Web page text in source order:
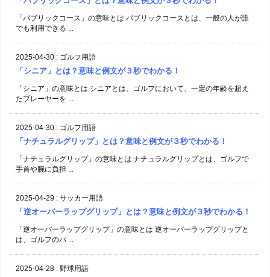
「パブリックコース」の意味とは パブリックコースとは、一般の人が誰
でも利用できる ...
2025-04-30 : ゴルフ用語
「シニア」とは？意味と例文が３秒でわかる！
「シニア」の意味とは シニアとは、ゴルフにおいて、一定の年齢を超え
たプレーヤーを ...
2025-04-30 : ゴルフ用語
「ナチュラルグリップ」とは？意味と例文が３秒でわかる！
「ナチュラルグリップ」の意味とは ナチュラルグリップとは、ゴルフで
手首や腕に負担 ...
2025-04-29 : サッカー用語
「逆オーバーラップグリップ」とは？意味と例文が３秒でわかる！
「逆オーバーラップグリップ」の意味とは 逆オーバーラップグリップと
は、ゴルフのパ ...
2025-04-28 : 野球用語